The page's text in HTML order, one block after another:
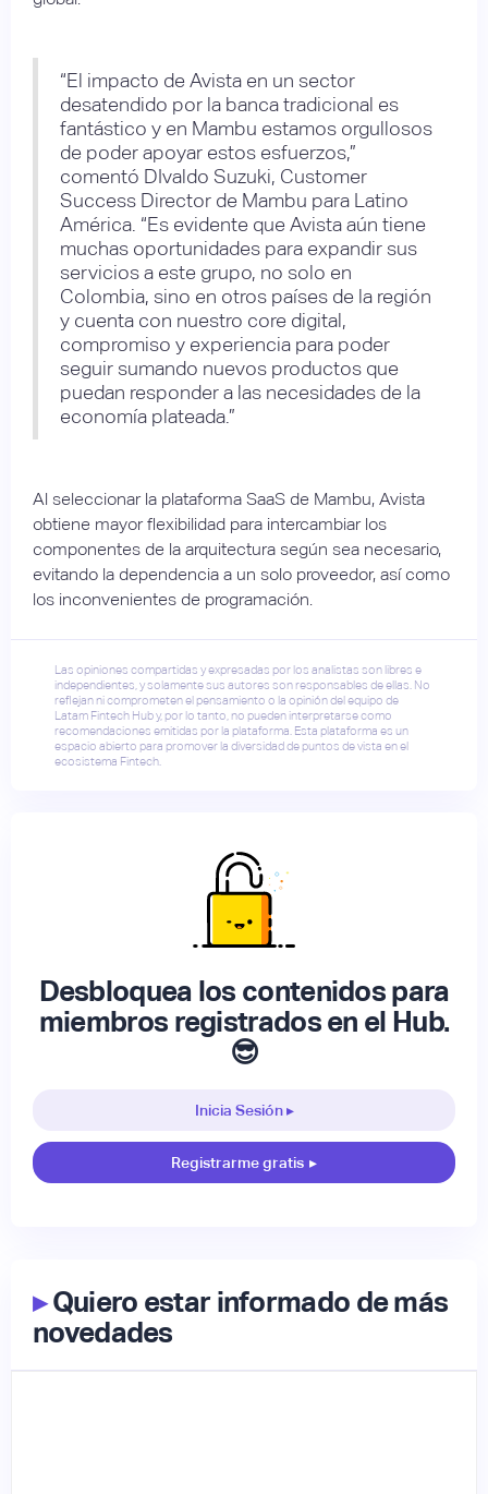
“El impacto de Avista en un sector
desatendido por la banca tradicional es
fantástico y en Mambu estamos orgullosos
de poder apoyar estos esfuerzos,”
comentó DIvaldo Suzuki, Customer
Success Director de Mambu para Latino
América. “Es evidente que Avista aún tiene
muchas oportunidades para expandir sus
servicios a este grupo, no solo en
Colombia, sino en otros países de la región
y cuenta con nuestro core digital,
compromiso y experiencia para poder
seguir sumando nuevos productos que
puedan responder a las necesidades de la
economía plateada.”
Al seleccionar la plataforma SaaS de Mambu, Avista
obtiene mayor flexibilidad para intercambiar los
componentes de la arquitectura según sea necesario,
evitando la dependencia a un solo proveedor, así como
los inconvenientes de programación.
Las opiniones compartidas y expresadas por los analistas son libres e
independientes, y solamente sus autores son responsables de ellas. No
reflejan ni comprometen el pensamiento o la opinión del equipo de
Latam Fintech Hub y, por lo tanto, no pueden interpretarse como
recomendaciones emitidas por la plataforma. Esta plataforma es un
espacio abierto para promover la diversidad de puntos de vista en el
ecosistema Fintech.
Desbloquea los contenidos para
miembros registrados en el Hub.
😎
Inicia Sesión ▸
Registrarme gratis ▸
▸Quiero estar informado de más
novedades